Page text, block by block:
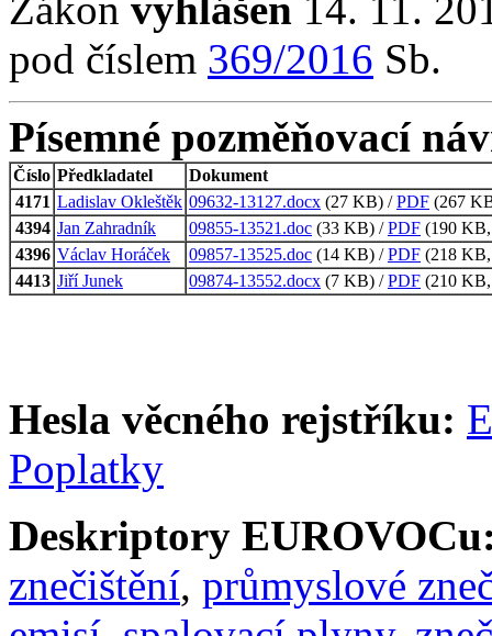
pod číslem 369/2016 Sb.
Písemné pozměňovací
Číslo Předkladatel
Dokument
4171 Ladislav Okleštěk 09632-13127.docx (27 KB) /PDF (267
4394 Jan Zahradník 09855-13521.doc (33 KB) /PDF (190
4396 Václav Horáček 09857-13525.doc (14 KB) /PDF (218
4413 Jiří Junek 09874-13552.docx (7 KB) /PDF (210
Hesla věcného rejstříku:
Poplatky
Deskriptory
znečištění, průmyslové